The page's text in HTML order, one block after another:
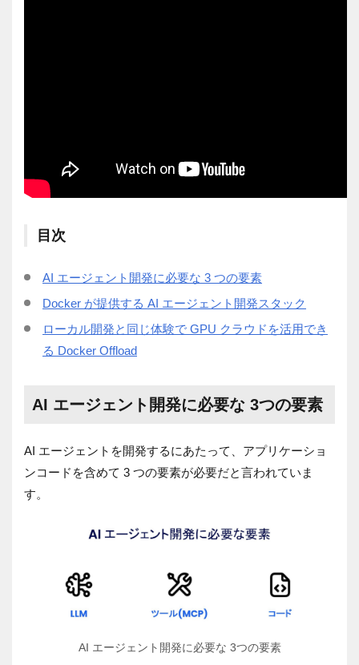
目次
AI エージェント開発に必要な 3 つの要素
Docker が提供する AI エージェント開発スタック
ローカル開発と同じ体験で GPU クラウドを活用でき
る Docker Offload
AI エージェント開発に必要な 3つの要素
AI エージェントを開発するにあたって、アプリケーショ
ンコードを含めて 3 つの要素が必要だと言われていま
す。
AI エージェント開発に必要な 3つの要素